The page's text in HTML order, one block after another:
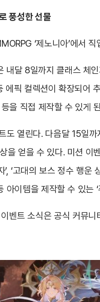
풍성한 선물
‘제노니아’에서
내달 8일까지 클래스 체
에픽 컬렉션이 확장되
을 직접 제작할 수 있게
도 열린다. 다음달 15일까
을 얻을 수 있다. 미션
‘고대의 보스 정수 행운
아이템을 제작할 수 있
벤트 소식은 공식 커뮤니